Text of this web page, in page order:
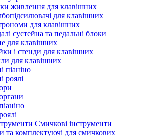
живлення для клавішних
для клавішних
для клавішних
сустейна та педальні блоки
для клавішних
і стенди для клавішних
для клавішних
піаніно
роялі
Смичкові інструменти
та комплектуючі для смичкових